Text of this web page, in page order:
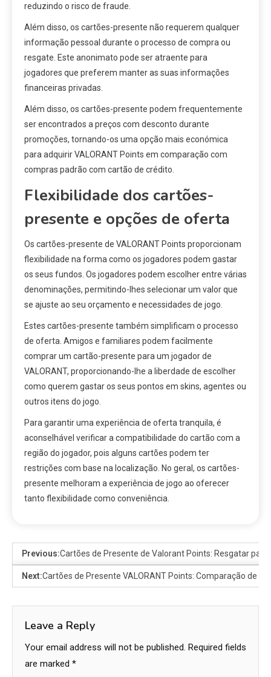
reduzindo o risco de fraude.
Além disso, os cartões-presente não requerem qualquer
informação pessoal durante o processo de compra ou
resgate. Este anonimato pode ser atraente para
jogadores que preferem manter as suas informações
financeiras privadas.
Além disso, os cartões-presente podem frequentemente
ser encontrados a preços com desconto durante
promoções, tornando-os uma opção mais económica
para adquirir VALORANT Points em comparação com
compras padrão com cartão de crédito.
Flexibilidade dos cartões-
presente e opções de oferta
Os cartões-presente de VALORANT Points proporcionam
flexibilidade na forma como os jogadores podem gastar
os seus fundos. Os jogadores podem escolher entre várias
denominações, permitindo-lhes selecionar um valor que
se ajuste ao seu orçamento e necessidades de jogo.
Estes cartões-presente também simplificam o processo
de oferta. Amigos e familiares podem facilmente
comprar um cartão-presente para um jogador de
VALORANT, proporcionando-lhe a liberdade de escolher
como querem gastar os seus pontos em skins, agentes ou
outros itens do jogo.
Para garantir uma experiência de oferta tranquila, é
aconselhável verificar a compatibilidade do cartão com a
região do jogador, pois alguns cartões podem ter
restrições com base na localização. No geral, os cartões-
presente melhoram a experiência de jogo ao oferecer
tanto flexibilidade como conveniência.
Previous:Cartões de Presente de Valorant Points: Resgatar
Next:Cartões de Presente VALORANT Points: Comparação de
Leave a Reply
Your email address will not be published. Required fields
are marked *